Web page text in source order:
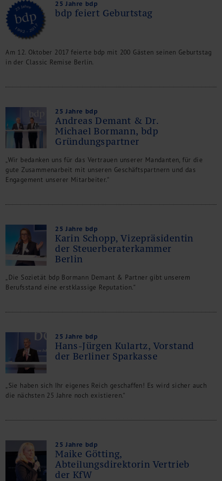
25 Jahre bdp
bdp feiert Geburtstag
Am 12. Oktober 2017 feierte bdp mit 200 Gästen seinen Geburtstag
in der Classic Remise Berlin.
25 Jahre bdp
Andreas Demant & Dr.
Michael Bormann, bdp
Gründungspartner
„Wir bedanken uns für das Vertrauen unserer Mandanten, für die
gute Zusammenarbeit mit unseren Geschäftspartnern und das
Engagement unserer Mitarbeiter.“
25 Jahre bdp
Karin Schopp, Vizepräsidentin
der Steuerberaterkammer
Berlin
„Die Sozietät bdp Bormann Demant & Partner gibt unserem
Berufsstand eine erstklassige Reputation.“
25 Jahre bdp
Hans-Jürgen Kulartz, Vorstand
der Berliner Sparkasse
„Sie haben sich Ihr eigenes Reich geschaffen! Es wird sicher auch
die nächsten 25 Jahre noch existieren.“
25 Jahre bdp
Maike Götting,
Abteilungsdirektorin Vertrieb
der KfW